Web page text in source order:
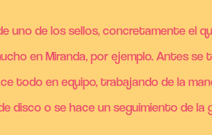
uno de los sellos, concretamente el
en Miranda, por ejemplo. Antes se
todo en equipo, trabajando de la
disco o se hace un seguimiento de la